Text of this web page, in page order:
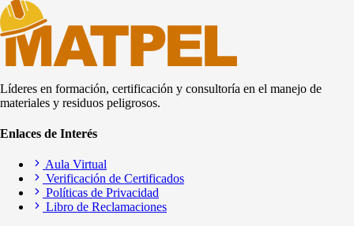
Líderes en formación, certificación y consultoría en el manejo de
materiales y residuos peligrosos.
Enlaces de Interés
Aula Virtual
Verificación de Certificados
Políticas de Privacidad
Libro de Reclamaciones